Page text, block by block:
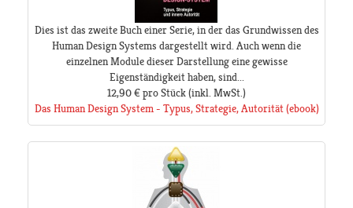
Dies ist das zweite Buch einer Serie, in der das Grundwissen des
Human Design Systems dargestellt wird. Auch wenn die
einzelnen Module dieser Darstellung eine gewisse
Eigenständigkeit haben, sind...
12,90 €pro Stück(inkl. MwSt.)
Das Human Design System - Typus, Strategie, Autorität (ebook)